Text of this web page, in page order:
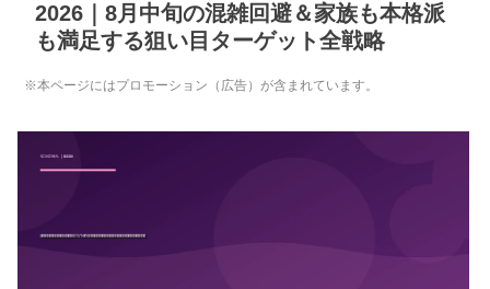
2026｜8月中旬の混雑回避＆家族も本格派
も満足する狙い目ターゲット全戦略
※本ページにはプロモーション（広告）が含まれています。